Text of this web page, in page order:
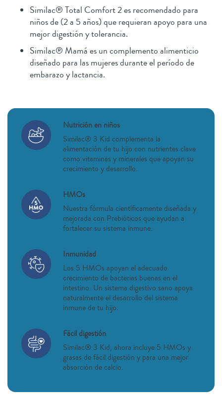
Similac® Total Comfort 2 es recomendado para
niños de (2 a 5 años) que requieran apoyo para una
mejor digestión y tolerancia.
Similac® Mamá es un complemento alimenticio
diseñado para las mujeres durante el período de
embarazo y lactancia.
Nutrición en niños
Similac® 3 Kid complementa la
alimentación de tu hijo con nutrientes clave
como vitaminas y minerales que apoyan su
crecimiento y desarrollo.
HMOs
Nuestra fórmula científicamente diseñada y
mejorada con Prebióticos que ayudan a
fortalecer su sistema inmune.
Inmunidad
Los 5 HMOs apoyan el adecuado
crecimiento de bacterias buenas en el
intestino. Un sistema digestivo sano apoya
naturalmente el desarrollo del sistema
inmune de tu hijo.
Fácil digestión
Similac® 3 Kid, ahora incluye 5 HMOs y
grasas de fácil digestión y para una mejor
absorción de calcio.